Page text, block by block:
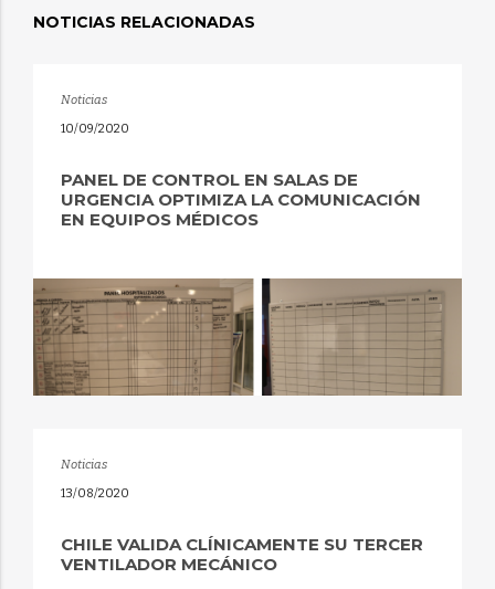
NOTICIAS RELACIONADAS
Noticias
10/09/2020
PANEL DE CONTROL EN SALAS DE
URGENCIA OPTIMIZA LA COMUNICACIÓN
EN EQUIPOS MÉDICOS
Noticias
13/08/2020
CHILE VALIDA CLÍNICAMENTE SU TERCER
VENTILADOR MECÁNICO